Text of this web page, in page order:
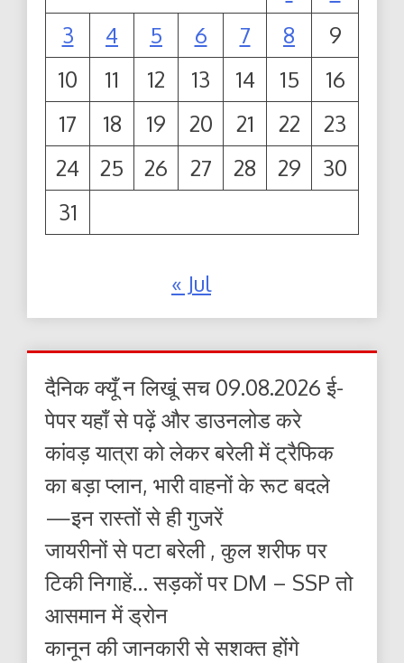
3
4 5 6 7 8
9
10
11 12 13 14 15
16
17
18 19 20 21 22
23
24
25 26 27 28 29
30
31
« Jul
दैनिक क्यूँ न लिखूं सच 09.08.2026 ई-
पेपर यहाँ से पढ़ें और डाउनलोड करे
कांवड़ यात्रा को लेकर बरेली में ट्रैफिक
का बड़ा प्लान, भारी वाहनों के रूट बदले
—इन रास्तों से ही गुजरें
जायरीनों से पटा बरेली , कुल शरीफ पर
टिकी निगाहें… सड़कों पर DM – SSP तो
आसमान में ड्रोन
कानून की जानकारी से सशक्त होंगे